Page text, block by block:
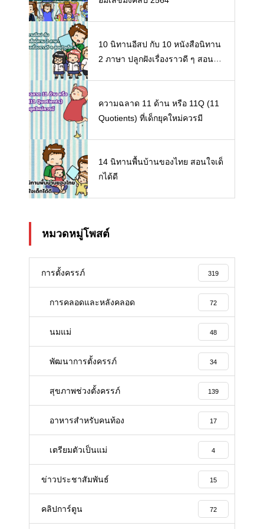
10 นิทานอีสป กับ 10 หนังสือนิทาน
2 ภาษา ปลูกฝังเรื่องราวดี ๆ สอนใจ
ความฉลาด 11 ด้าน หรือ 11Q (11
Quotients) ที่เด็กยุคใหม่ควรมี
14 นิทานพื้นบ้านของไทย สอนใจเด็
กได้ดี
หมวดหมู่โพสต์
การตั้งครรภ์ 319
การคลอดและหลังคลอด 72
นมแม่ 48
พัฒนาการตั้งครรภ์ 34
สุขภาพช่วงตั้งครรภ์ 139
อาหารสําหรับคนท้อง 17
เตรียมตัวเป็นแม่ 4
ข่าวประชาสัมพันธ์ 15
คลิปการ์ตูน 72